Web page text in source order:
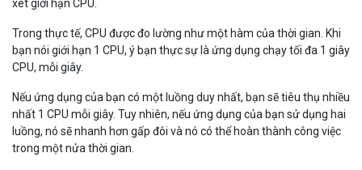
xét giới hạn CPU.
Trong thực tế, CPU được đo lường như một hàm của thời gian. Khi
bạn nói giới hạn 1 CPU, ý bạn thực sự là ứng dụng chạy tối đa 1 giây
CPU, mỗi giây.
Nếu ứng dụng của bạn có một luồng duy nhất, bạn sẽ tiêu thụ nhiều
nhất 1 CPU mỗi giây. Tuy nhiên, nếu ứng dụng của bạn sử dụng hai
luồng, nó sẽ nhanh hơn gấp đôi và nó có thể hoàn thành công việc
trong một nửa thời gian.